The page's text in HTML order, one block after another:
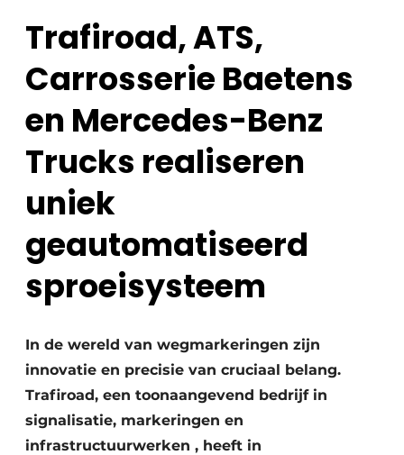
Trafiroad, ATS,
Carrosserie Baetens
en Mercedes-Benz
Trucks realiseren
uniek
geautomatiseerd
sproeisysteem
In de wereld van wegmarkeringen zijn
innovatie en precisie van cruciaal belang.
Trafiroad, een toonaangevend bedrijf in
signalisatie, markeringen en
infrastructuurwerken , heeft in